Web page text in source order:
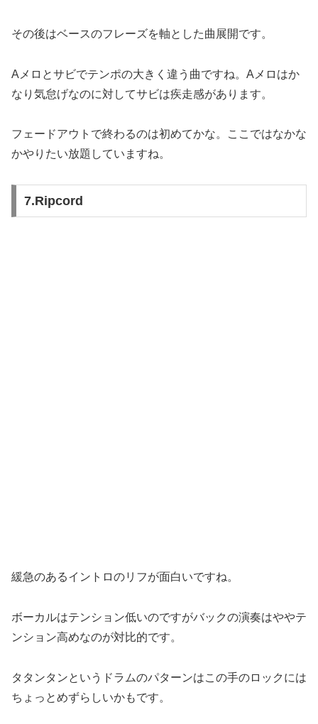
その後はベースのフレーズを軸とした曲展開です。
Aメロとサビでテンポの大きく違う曲ですね。Aメロはか
なり気怠げなのに対してサビは疾走感があります。
フェードアウトで終わるのは初めてかな。ここではなかな
かやりたい放題していますね。
7.Ripcord
緩急のあるイントロのリフが面白いですね。
ボーカルはテンション低いのですがバックの演奏はややテ
ンション高めなのが対比的です。
タタンタンというドラムのパターンはこの手のロックには
ちょっとめずらしいかもです。